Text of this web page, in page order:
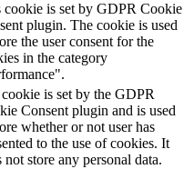
cookie is set by GDPR Cookie
plugin. The cookie is used
the user consent for the
in the category
is set by the GDPR
Consent plugin and is used
whether or not user has
to the use of cookies. It
not store any personal data.